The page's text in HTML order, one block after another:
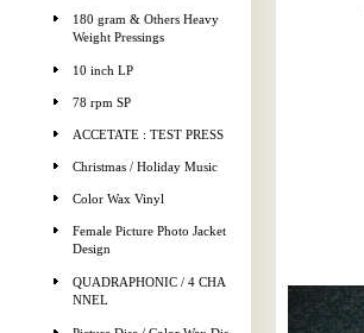
180 gram & Others Heavy
Weight Pressings
10 inch LP
78 rpm SP
ACCETATE : TEST PRESS
Christmas / Holiday Music
Color Wax Vinyl
Female Picture Photo Jacket
Design
QUADRAPHONIC / 4 CHA
NNEL